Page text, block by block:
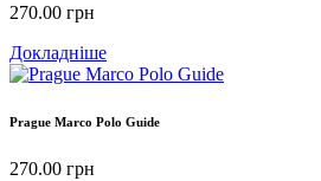
270.00 грн
Докладніше
Prague Marco Polo Guide
270.00 грн